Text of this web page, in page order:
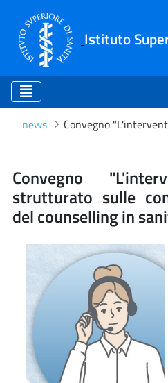
Istituto
news
Convegno
Convegno
strutturato sulle
del counselling in